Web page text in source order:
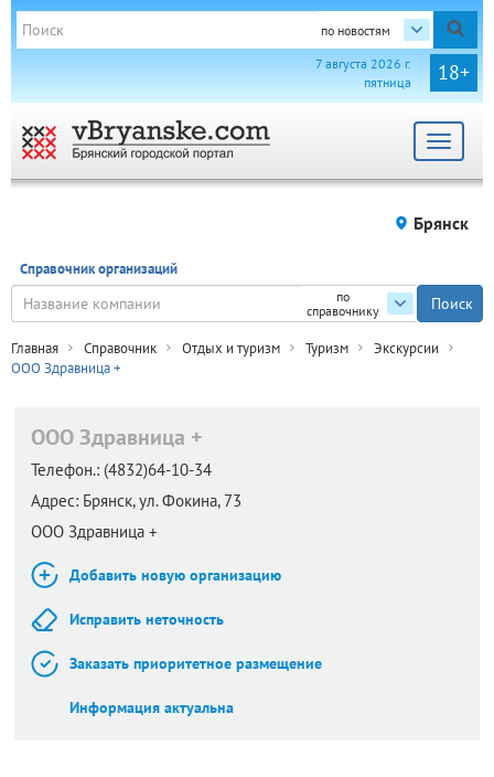
по новостям
18+
7 августа 2026 г.
пятница
Toggle
Брянск
Справочник организаций
по
справочнику
Главная Справочник Отдых и туризм Туризм
Экскурсии
ООО Здравница +
ООО Здравница +
Телефон.: (4832)64-10-34
Адрес: Брянск,ул. Фокина, 73
ООО Здравница +
Добавить новую организацию
Исправить неточность
Заказать приоритетное размещение
Информация актуальна